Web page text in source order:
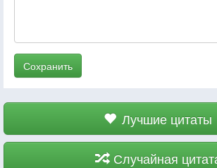
Сохранить
Лучшие цитаты
Случайная